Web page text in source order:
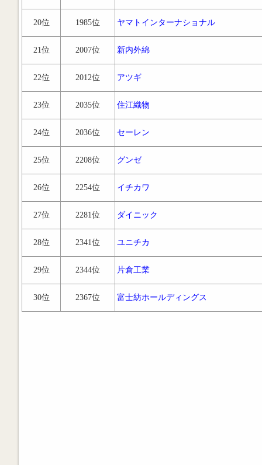
20位 1985位 ヤマトインターナショナル
21位 2007位 新内外綿
22位 2012位 アツギ
23位 2035位 住江織物
24位 2036位 セーレン
25位 2208位 グンゼ
26位 2254位 イチカワ
27位 2281位 ダイニック
28位 2341位 ユニチカ
29位 2344位 片倉工業
30位 2367位 富士紡ホールディングス